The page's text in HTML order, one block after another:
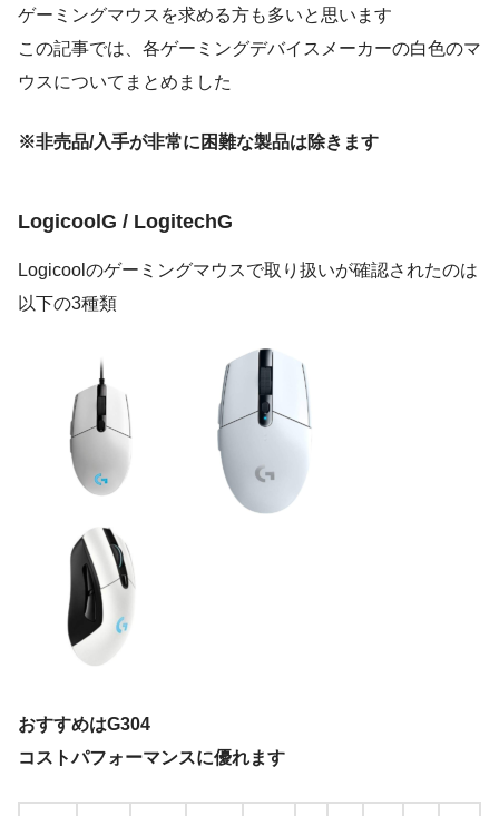
ゲーミングマウスを求める方も多いと思います
この記事では、各ゲーミングデバイスメーカーの白色のマ
ウスについてまとめました
※非売品/入手が非常に困難な製品は除きます
LogicoolG / LogitechG
Logicoolのゲーミングマウスで取り扱いが確認されたのは
以下の3種類
おすすめはG304
コストパフォーマンスに優れます